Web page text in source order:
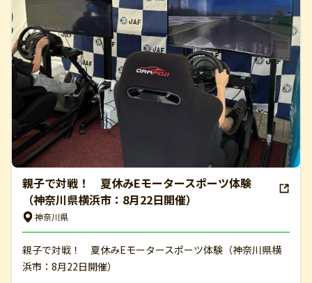
親子で対戦！ 夏休みEモータースポーツ体験
（神奈川県横浜市：8月22日開催）
神奈川県
親子で対戦！ 夏休みEモータースポーツ体験（神奈川県横
浜市：8月22日開催）